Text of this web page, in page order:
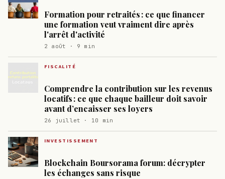
Formation pour retraités : ce que financer
une formation veut vraiment dire après
l'arrêt d'activité
2 août · 9 min
FISCALITÉ
Comprendre la contribution sur les revenus
locatifs : ce que chaque bailleur doit savoir
avant d’encaisser ses loyers
26 juillet · 10 min
INVESTISSEMENT
Blockchain Boursorama forum: décrypter
les échanges sans risque